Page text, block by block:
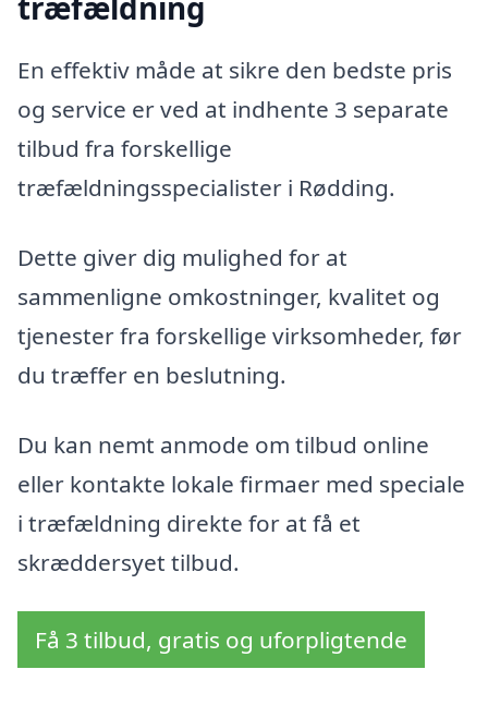
En effektiv måde at sikre den bedste pris
og service er ved at indhente 3 separate
tilbud fra forskellige
træfældningsspecialister i Rødding.
Dette giver dig mulighed for at
sammenligne omkostninger, kvalitet og
tjenester fra forskellige virksomheder, før
du træffer en beslutning.
Du kan nemt anmode om tilbud online
eller kontakte lokale firmaer med speciale
i træfældning direkte for at få et
skræddersyet tilbud.
Få 3 tilbud, gratis og uforpligtende